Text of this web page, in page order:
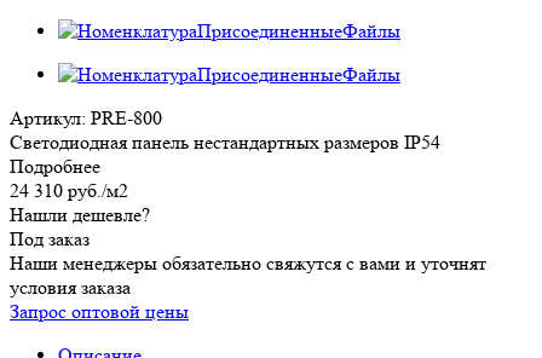
Артикул: PRE-800
Светодиодная панель нестандартных размеров IP54
Подробнее
24 310 руб./м2
Нашли дешевле?
Под заказ
Наши менеджеры обязательно свяжутся с вами и уточнят
условия заказа
Запрос оптовой цены